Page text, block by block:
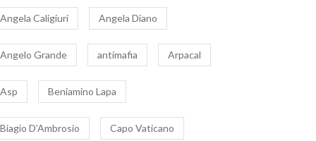
Angela Caligiuri Angela Diano
Angelo Grande antimafia Arpacal
Asp Beniamino Lapa
Biagio D’Ambrosio Capo Vaticano